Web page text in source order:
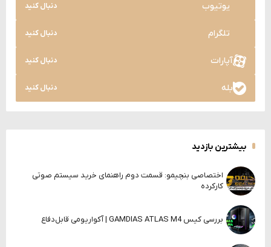
یوتیوب دنبال کنید
تلگرام دنبال کنید
آپارات دنبال کنید
بله دنبال کنید
بیشترین بازدید
اختصاصی بنچیمو: قسمت دوم راهنمای خرید سیستم صوتی
کارکرده
بررسی کیس GAMDIAS ATLAS M4 | آکواریومی قابل‌دفاع